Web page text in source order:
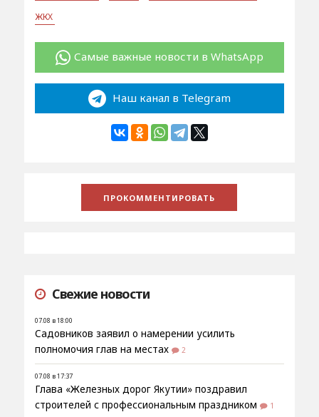
ЖКХ
Самые важные новости в WhatsApp
Наш канал в Telegram
Свежие новости
07.08 в 18:00
Садовников заявил о намерении усилить
полномочия глав на местах
2
07.08 в 17:37
Глава «Железных дорог Якутии» поздравил
строителей с профессиональным праздником
1